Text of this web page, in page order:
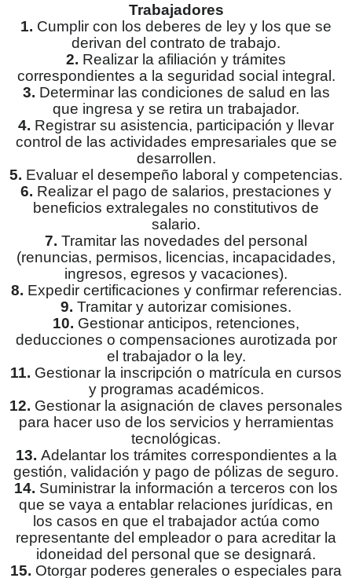
Trabajadores
1. Cumplir con los deberes de ley y los que se
derivan del contrato de trabajo.
2. Realizar la afiliación y trámites
correspondientes a la seguridad social integral.
3. Determinar las condiciones de salud en las
que ingresa y se retira un trabajador.
4. Registrar su asistencia, participación y llevar
control de las actividades empresariales que se
desarrollen.
5. Evaluar el desempeño laboral y competencias.
6. Realizar el pago de salarios, prestaciones y
beneficios extralegales no constitutivos de
salario.
7. Tramitar las novedades del personal
(renuncias, permisos, licencias, incapacidades,
ingresos, egresos y vacaciones).
8. Expedir certificaciones y confirmar referencias.
9. Tramitar y autorizar comisiones.
10. Gestionar anticipos, retenciones,
deducciones o compensaciones aurotizada por
el trabajador o la ley.
11. Gestionar la inscripción o matrícula en cursos
y programas académicos.
12. Gestionar la asignación de claves personales
para hacer uso de los servicios y herramientas
tecnológicas.
13. Adelantar los trámites correspondientes a la
gestión, validación y pago de pólizas de seguro.
14. Suministrar la información a terceros con los
que se vaya a entablar relaciones jurídicas, en
los casos en que el trabajador actúa como
representante del empleador o para acreditar la
idoneidad del personal que se designará.
15. Otorgar poderes generales o especiales para